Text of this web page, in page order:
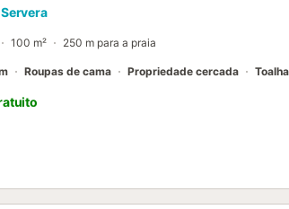
100 m² 250 m para a praia
Roupas de cama Propriedade cercada